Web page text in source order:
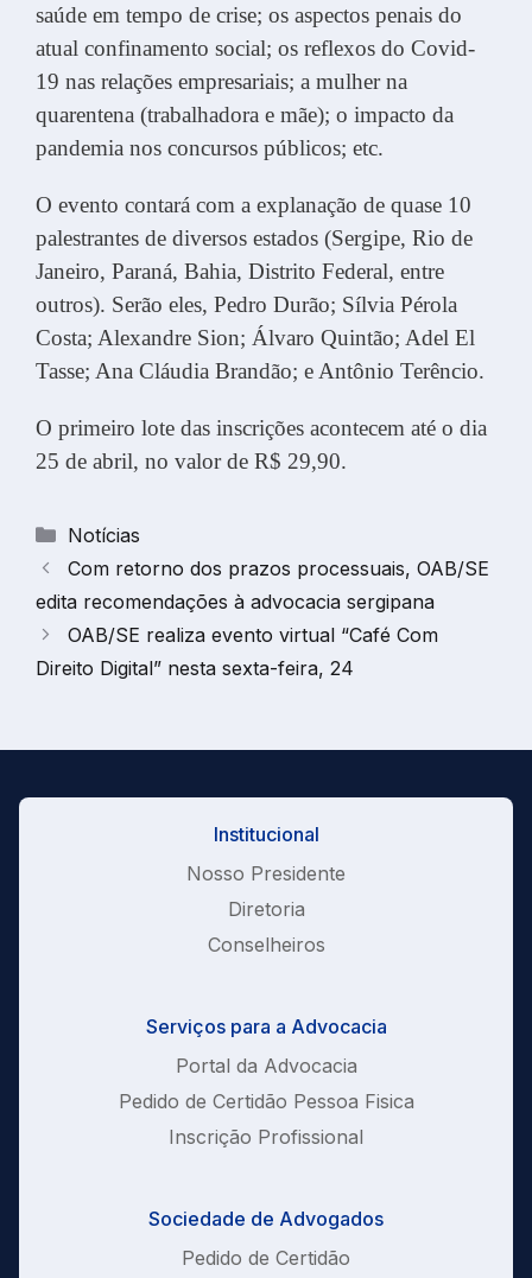
saúde em tempo de crise; os aspectos penais do
atual confinamento social; os reflexos do Covid-
19 nas relações empresariais; a mulher na
quarentena (trabalhadora e mãe); o impacto da
pandemia nos concursos públicos; etc.
O evento contará com a explanação de quase 10
palestrantes de diversos estados (Sergipe, Rio de
Janeiro, Paraná, Bahia, Distrito Federal, entre
outros). Serão eles, Pedro Durão; Sílvia Pérola
Costa; Alexandre Sion; Álvaro Quintão; Adel El
Tasse; Ana Cláudia Brandão; e Antônio Terêncio.
O primeiro lote das inscrições acontecem até o dia
25 de abril, no valor de R$ 29,90.
Categorias
Notícias
Com retorno dos prazos processuais, OAB/SE
edita recomendações à advocacia sergipana
OAB/SE realiza evento virtual “Café Com
Direito Digital” nesta sexta-feira, 24
Institucional
Nosso Presidente
Diretoria
Conselheiros
Serviços para a Advocacia
Portal da Advocacia
Pedido de Certidão Pessoa Fisica
Inscrição Profissional
Sociedade de Advogados
Pedido de Certidão